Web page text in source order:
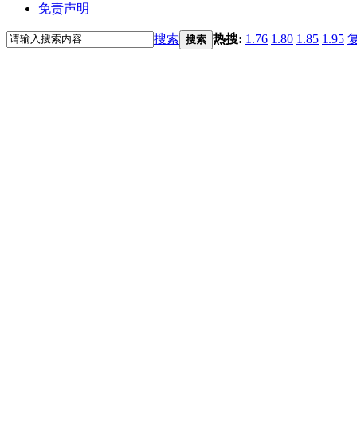
免责声明
搜索 搜索 热搜: 1.76 1.80 1.85 1.95